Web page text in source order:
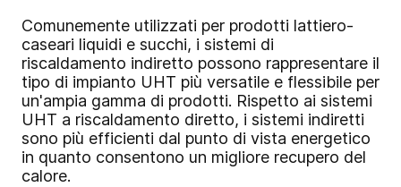
Comunemente utilizzati per prodotti lattiero-
caseari liquidi e succhi, i sistemi di
riscaldamento indiretto possono rappresentare il
tipo di impianto UHT più versatile e flessibile per
un'ampia gamma di prodotti. Rispetto ai sistemi
UHT a riscaldamento diretto, i sistemi indiretti
sono più efficienti dal punto di vista energetico
in quanto consentono un migliore recupero del
calore.